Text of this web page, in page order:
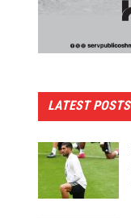
LATEST POSTS